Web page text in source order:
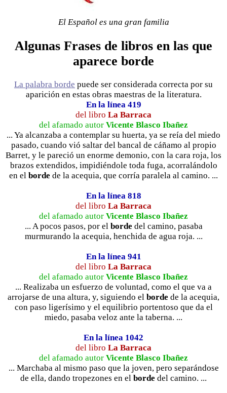
El Español es una gran familia
Algunas Frases de libros en las que
aparece borde
La palabra borde puede ser considerada correcta por su
aparición en estas obras maestras de la literatura.
En la línea 419
del libro La Barraca
del afamado autor Vicente Blasco Ibañez
... Ya alcanzaba a contemplar su huerta, ya se reía del miedo
pasado, cuando vió saltar del bancal de cáñamo al propio
Barret, y le pareció un enorme demonio, con la cara roja, los
brazos extendidos, impidiéndole toda fuga, acorralándolo
en el borde de la acequia, que corría paralela al camino. ...
En la línea 818
del libro La Barraca
del afamado autor Vicente Blasco Ibañez
... A pocos pasos, por el borde del camino, pasaba
murmurando la acequia, henchida de agua roja. ...
En la línea 941
del libro La Barraca
del afamado autor Vicente Blasco Ibañez
... Realizaba un esfuerzo de voluntad, como el que va a
arrojarse de una altura, y, siguiendo el borde de la acequia,
con paso ligerísimo y el equilibrio portentoso que da el
miedo, pasaba veloz ante la taberna. ...
En la línea 1042
del libro La Barraca
del afamado autor Vicente Blasco Ibañez
... Marchaba al mismo paso que la joven, pero separándose
de ella, dando tropezones en el borde del camino. ...